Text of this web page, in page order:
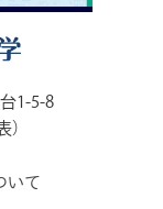
1-5-8
）
いて